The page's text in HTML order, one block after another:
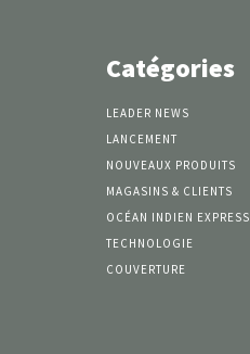
Catégories
LEADER NEWS
LANCEMENT
NOUVEAUX PRODUITS
MAGASINS & CLIENTS
OCÉAN INDIEN EXPRESS
TECHNOLOGIE
COUVERTURE